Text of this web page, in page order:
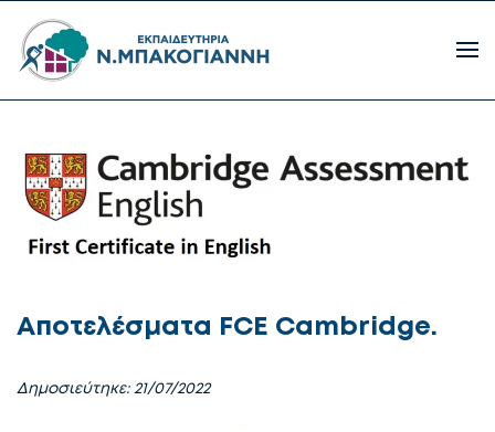
Αποτελέσματα FCE Cambridge.
Δημοσιεύτηκε: 21/07/2022